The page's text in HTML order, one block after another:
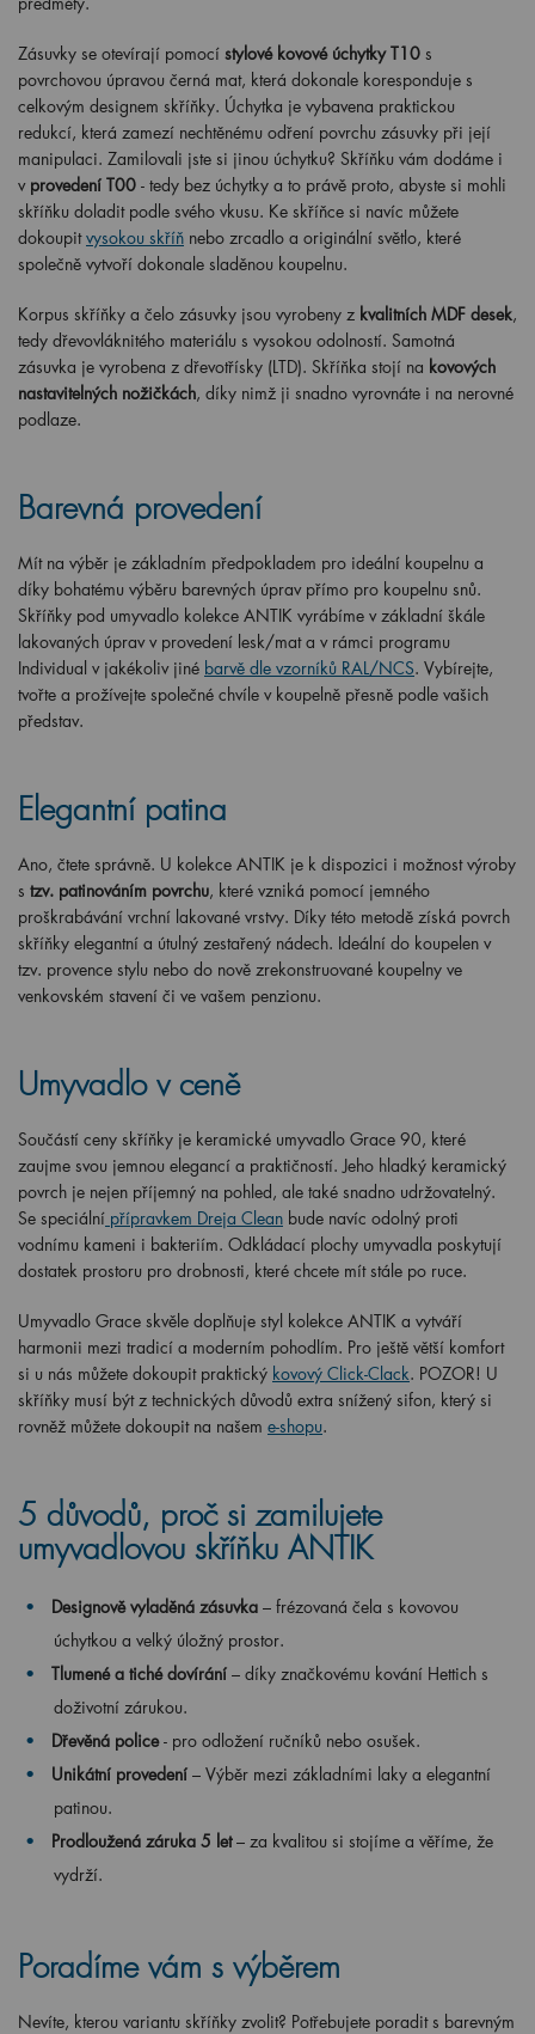
Zásuvky se otevírají pomocí stylové kovové úchytky T10 s
povrchovou úpravou černá mat, která dokonale koresponduje s
celkovým designem skříňky. Úchytka je vybavena praktickou
redukcí, která zamezí nechtěnému odření povrchu zásuvky při její
manipulaci. Zamilovali jste si jinou úchytku? Skříňku vám dodáme i
v provedení T00 - tedy bez úchytky a to právě proto, abyste si mohli
skříňku doladit podle svého vkusu. Ke skříňce si navíc můžete
dokoupit vysokou skříň nebo zrcadlo a originální světlo, které
společně vytvoří dokonale sladěnou koupelnu.
Korpus skříňky a čelo zásuvky jsou vyrobeny z kvalitních MDF desek,
tedy dřevovláknitého materiálu s vysokou odolností. Samotná
zásuvka je vyrobena z dřevotřísky (LTD). Skříňka stojí na kovových
nastavitelných nožičkách, díky nimž ji snadno vyrovnáte i na nerovné
podlaze.
Barevná provedení
Mít na výběr je základním předpokladem pro ideální koupelnu a
díky bohatému výběru barevných úprav přímo pro koupelnu snů.
Skříňky pod umyvadlo kolekce ANTIK vyrábíme v základní škále
lakovaných úprav v provedení lesk/mat a v rámci programu
Individual v jakékoliv jiné barvě dle vzorníků RAL/NCS. Vybírejte,
tvořte a prožívejte společné chvíle v koupelně přesně podle vašich
představ.
Elegantní patina
Ano, čtete správně. U kolekce ANTIK je k dispozici i možnost výroby
s tzv. patinováním povrchu, které vzniká pomocí jemného
proškrabávání vrchní lakované vrstvy. Díky této metodě získá povrch
skříňky elegantní a útulný zestařený nádech. Ideální do koupelen v
tzv. provence stylu nebo do nově zrekonstruované koupelny ve
venkovském stavení či ve vašem penzionu.
Umyvadlo v ceně
Součástí ceny skříňky je keramické umyvadlo Grace 90, které
zaujme svou jemnou elegancí a praktičností. Jeho hladký keramický
povrch je nejen příjemný na pohled, ale také snadno udržovatelný.
Se speciální přípravkem Dreja Clean bude navíc odolný proti
vodnímu kameni i bakteriím. Odkládací plochy umyvadla poskytují
dostatek prostoru pro drobnosti, které chcete mít stále po ruce.
Umyvadlo Grace skvěle doplňuje styl kolekce ANTIK a vytváří
harmonii mezi tradicí a moderním pohodlím. Pro ještě větší komfort
si u nás můžete dokoupit praktický kovový Click-Clack. POZOR! U
skříňky musí být z technických důvodů extra snížený sifon, který si
rovněž můžete dokoupit na našem e-shopu.
5 důvodů, proč si zamilujete
umyvadlovou skříňku ANTIK
Designově vyladěná zásuvka – frézovaná čela s kovovou
úchytkou a velký úložný prostor.
Tlumené a tiché dovírání – díky značkovému kování Hettich s
doživotní zárukou.
Dřevěná police - pro odložení ručníků nebo osušek.
Unikátní provedení – Výběr mezi základními laky a elegantní
patinou.
Prodloužená záruka 5 let – za kvalitou si stojíme a věříme, že
vydrží.
Poradíme vám s výběrem
Nevíte, kterou variantu skříňky zvolit? Potřebujete poradit s barevným